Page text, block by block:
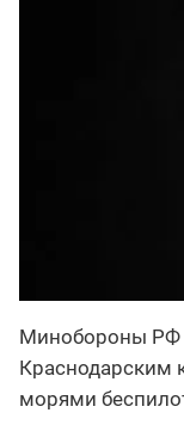
Минобороны РФ
Краснодарским
морями